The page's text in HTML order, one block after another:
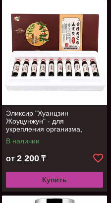
Эликсир "Хуанцзин
Жоуцунжун" - для
укрепления организма,
поддержания тонуса и
энергии, 10 фл
В наличии
от 2 200 ₸
Купить